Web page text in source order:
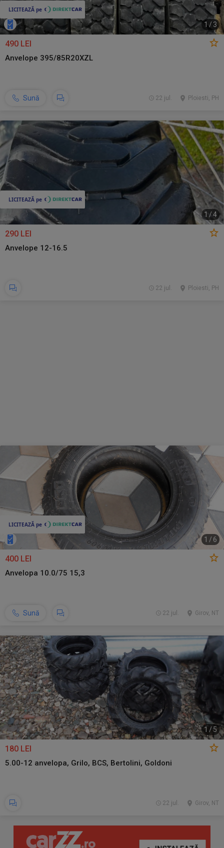
1 / 3
490 LEI
Anvelope 395/85R20XZL
Sună Ploiesti, PH
22 jul.
1 /4
290 LEI
Anvelope 12-16.5
Ploiesti, PH
22 jul.
1 / 6
400 LEI
Anvelopa 10.0/75 15,3
Sună Girov, NT
22 jul.
1 / 5
180 LEI
5.00-12 anvelopa, Grilo, BCS, Bertolini, Goldoni
Girov, NT
22 jul.